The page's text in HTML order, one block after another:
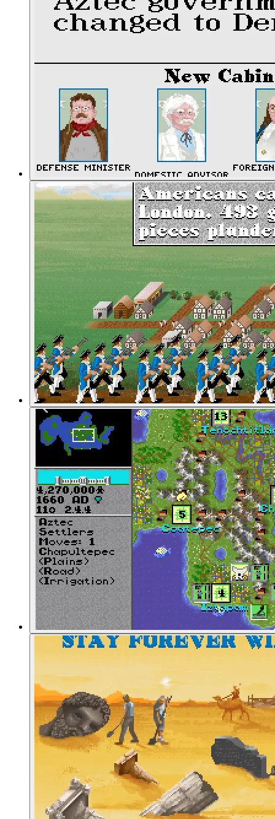
01:09:53 Wie Technologien funktionieren
01:11:07 Fortschritt durch Forschung
01:13:18 Absurditäten des Forschungssystems
01:15:46 Wir bauen uns ein Frauenwahlrecht
01:16:44 Das Kampfsystem
Vereinfachung als Design-Leistung
01:23:46 Städte und ihre Verwaltung
01:25:39 Chris' Amerikaner erhalten Kunde von anderen
01:26:22 Die Amerikaner reisen übers Meer
01:29:30 Diplomatische Optionen
01:31:35 Wirtschaft vs. Forschung vs. Militärmacht
Verschiedene Regierungsformen
01:39:00 Lernen durch Scheitern
01:42:43 Chris' Amerikaner und die Gefahr im Osten
01:46:04 Lesbarkeit und Informationsvermittlung
01:48:08 Lesbarkeit der Karte
01:49:18 Elemente des Stadtbildschirms
Civilopädie per Rechtsklick
01:51:06 Visualisierung von Fortschritt: In der Landschaft
01:52:21 ... und in Städten
01:53:27 Animierte Anführer